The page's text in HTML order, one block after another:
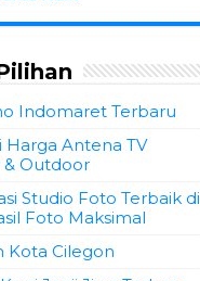
Indomaret Terbaru
Harga Antena TV
Outdoor
Studio Foto Terbaik di
Foto Maksimal
Kota Cilegon